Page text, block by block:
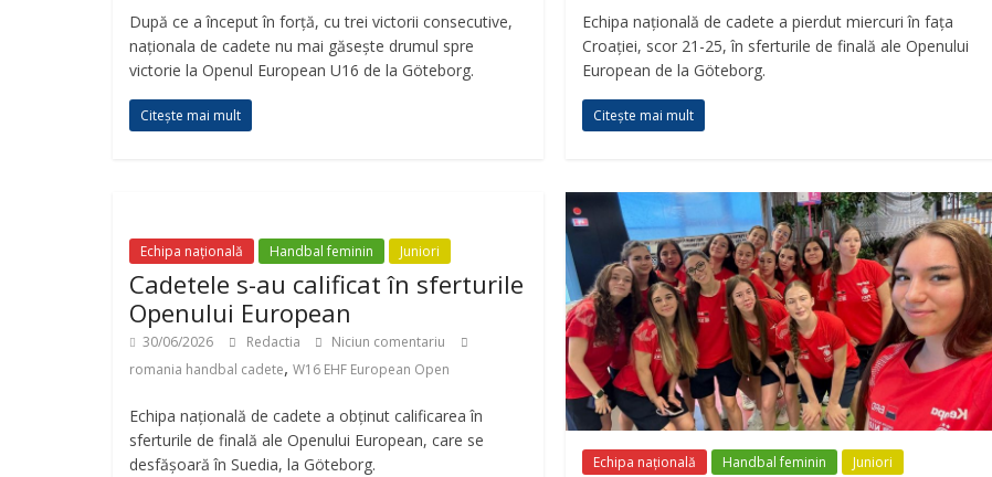
După ce a început în forță, cu trei victorii consecutive,
naționala de cadete nu mai găsește drumul spre
victorie la Openul European U16 de la Göteborg.
Citește mai mult
Echipa națională de cadete a pierdut miercuri în fața
Croației, scor 21-25, în sferturile de finală ale Openului
European de la Göteborg.
Citește mai mult
Echipa națională Handbal feminin Juniori
Cadetele s-au calificat în sferturile
Openului European
30/06/2026 Redactia
Niciun comentariu
romania handbal cadete, W16 EHF European Open
Echipa națională de cadete a obținut calificarea în
sferturile de finală ale Openului European, care se
desfășoară în Suedia, la Göteborg.
Echipa națională Handbal feminin Juniori